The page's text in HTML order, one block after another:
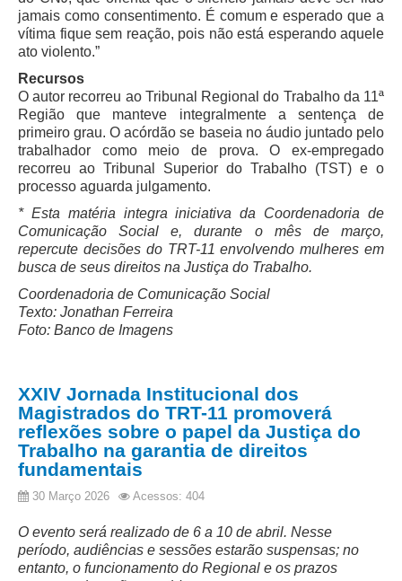
jamais como consentimento. É comum e esperado que a
vítima fique sem reação, pois não está esperando aquele
ato violento.”
Recursos
O autor recorreu ao Tribunal Regional do Trabalho da 11ª
Região que manteve integralmente a sentença de
primeiro grau. O acórdão se baseia no áudio juntado pelo
trabalhador como meio de prova. O ex-empregado
recorreu ao Tribunal Superior do Trabalho (TST) e o
processo aguarda julgamento.
* Esta matéria integra iniciativa da Coordenadoria de
Comunicação Social e, durante o mês de março,
repercute decisões do TRT-11 envolvendo mulheres em
busca de seus direitos na Justiça do Trabalho.
Coordenadoria de Comunicação Social
Texto: Jonathan Ferreira
Foto: Banco de Imagens
XXIV Jornada Institucional dos
Magistrados do TRT-11 promoverá
reflexões sobre o papel da Justiça do
Trabalho na garantia de direitos
fundamentais
30 Março 2026 Acessos: 404
O evento será realizado de 6 a 10 de abril. Nesse
período, audiências e sessões estarão suspensas; no
entanto, o funcionamento do Regional e os prazos